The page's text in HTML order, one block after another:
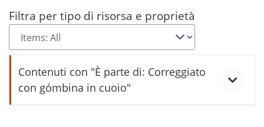
Filtra per tipo di risorsa e proprietà
Contenuti con "È parte di: Correggiato
con gómbina in cuoio"